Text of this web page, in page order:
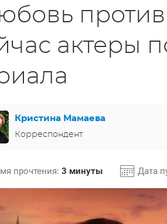
актеры
Кристина Мамаева
Корреспондент
прочтения: 3 минуты Дата